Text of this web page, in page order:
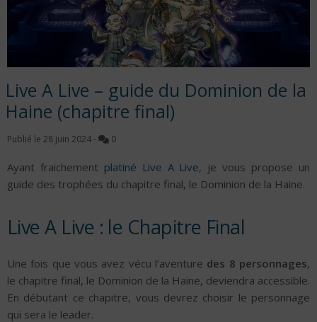
Live A Live – guide du Dominion de la
Haine (chapitre final)
Publié le 28 juin 2024 - 0
Ayant fraichement platiné Live A Live, je vous propose un
guide des trophées du chapitre final, le Dominion de la Haine.
Live A Live : le Chapitre Final
Une fois que vous avez vécu l’aventure des 8 personnages,
le chapitre final, le Dominion de la Haine, deviendra accessible.
En débutant ce chapitre, vous devrez choisir le personnage
qui sera le leader.